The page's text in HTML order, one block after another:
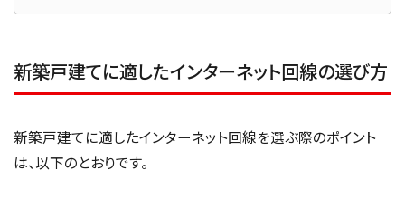
新築戸建てに適したインターネット回線の選び方
新築戸建てに適したインターネット回線を選ぶ際のポイント
は、以下のとおりです。